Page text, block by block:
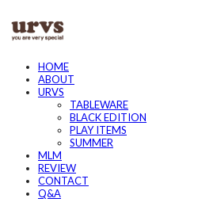
HOME
ABOUT
URVS
TABLEWARE
BLACK EDITION
PLAY ITEMS
SUMMER
MLM
REVIEW
CONTACT
Q&A